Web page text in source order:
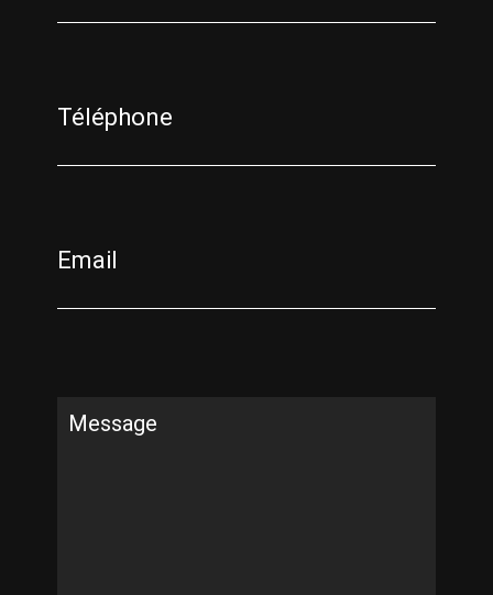
Téléphone
Email